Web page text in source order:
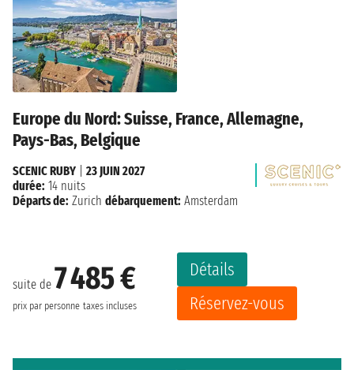
Europe du Nord: Suisse, France, Allemagne,
Pays-Bas, Belgique
suite de 7 485 €
prix par personne taxes incluses
Détails
Réservez-vous
SCENIC RUBY
23 JUIN 2027
durée: 14 nuits
Départs de: Zurich débarquement: Amsterdam